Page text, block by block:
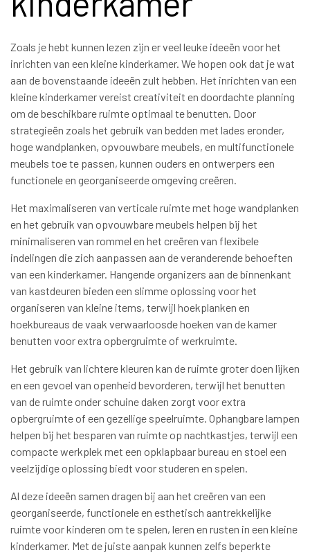
Zoals je hebt kunnen lezen zijn er veel leuke ideeën voor het
inrichten van een kleine kinderkamer. We hopen ook dat je wat
aan de bovenstaande ideeën zult hebben. Het inrichten van een
kleine kinderkamer vereist creativiteit en doordachte planning
om de beschikbare ruimte optimaal te benutten. Door
strategieën zoals het gebruik van bedden met lades eronder,
hoge wandplanken, opvouwbare meubels, en multifunctionele
meubels toe te passen, kunnen ouders en ontwerpers een
functionele en georganiseerde omgeving creëren.
Het maximaliseren van verticale ruimte met hoge wandplanken
en het gebruik van opvouwbare meubels helpen bij het
minimaliseren van rommel en het creëren van flexibele
indelingen die zich aanpassen aan de veranderende behoeften
van een kinderkamer. Hangende organizers aan de binnenkant
van kastdeuren bieden een slimme oplossing voor het
organiseren van kleine items, terwijl hoekplanken en
hoekbureaus de vaak verwaarloosde hoeken van de kamer
benutten voor extra opbergruimte of werkruimte.
Het gebruik van lichtere kleuren kan de ruimte groter doen lijken
en een gevoel van openheid bevorderen, terwijl het benutten
van de ruimte onder schuine daken zorgt voor extra
opbergruimte of een gezellige speelruimte. Ophangbare lampen
helpen bij het besparen van ruimte op nachtkastjes, terwijl een
compacte werkplek met een opklapbaar bureau en stoel een
veelzijdige oplossing biedt voor studeren en spelen.
Al deze ideeën samen dragen bij aan het creëren van een
georganiseerde, functionele en esthetisch aantrekkelijke
ruimte voor kinderen om te spelen, leren en rusten in een kleine
kinderkamer. Met de juiste aanpak kunnen zelfs beperkte